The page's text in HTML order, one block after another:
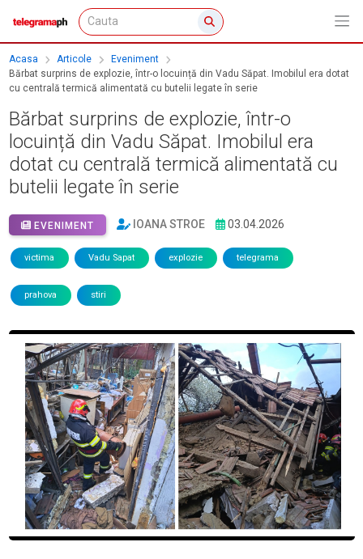
Acasa Articole
Eveniment
Bărbat surprins de explozie, într-o locuință din Vadu Săpat. Imobilul era dotat
cu centrală termică alimentată cu butelii legate în serie
Bărbat surprins de explozie, într-o
locuință din Vadu Săpat. Imobilul era
dotat cu centrală termică alimentată cu
butelii legate în serie
EVENIMENT IOANA STROE 03.04.2026
victima Vadu Sapat explozie telegrama
prahova stiri